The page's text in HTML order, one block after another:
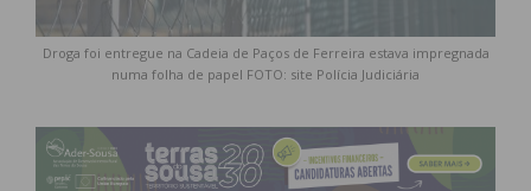
Droga foi entregue na Cadeia de Paços de Ferreira estava impregnada
numa folha de papel FOTO: site Polícia Judiciária